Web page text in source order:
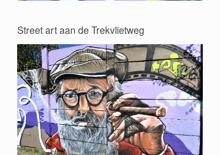
Street art aan de Trekvlietweg